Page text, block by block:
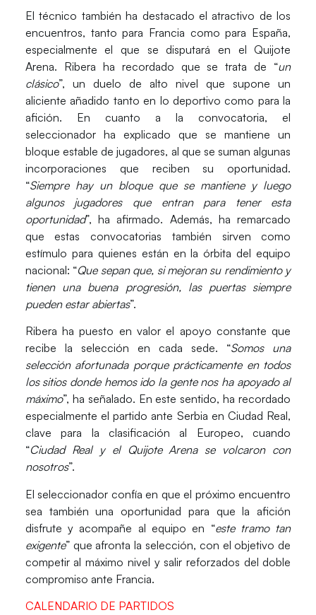
El técnico también ha destacado el atractivo de los
encuentros, tanto para Francia como para España,
especialmente el que se disputará en elQuijote
Arena. Ribera ha recordado que se trata de “un
clásico”, un duelo de alto nivel que supone un
aliciente añadido tanto en lo deportivo como para la
afición. En cuanto a la convocatoria, el
seleccionador ha explicado que se mantiene un
bloque estable de jugadores, al que se suman algunas
incorporaciones que reciben su oportunidad.
“Siempre hay un bloque que se mantiene y luego
algunos jugadores que entran para tener esta
oportunidad”, ha afirmado. Además, ha remarcado
que estas convocatorias también sirven como
estímulo para quienes están en la órbita del equipo
nacional: “Que sepan que, si mejoran su rendimiento y
tienen una buena progresión, las puertas siempre
pueden estar abiertas”.
Ribera ha puesto en valor el apoyo constante que
recibe la selección en cada sede. “Somos una
selección afortunada porque prácticamente en todos
los sitios donde hemos ido la gente nos ha apoyado al
máximo”, ha señalado. En este sentido, ha recordado
especialmente el partido ante Serbia en Ciudad Real,
clave para la clasificación al Europeo, cuando
“Ciudad Real y el Quijote Arena se volcaron con
nosotros”.
El seleccionador confía en que el próximo encuentro
sea también una oportunidad para que la afición
disfrute y acompañe al equipo en “este tramo tan
exigente” que afronta la selección, con el objetivo de
competir al máximo nivel y salir reforzados del doble
compromiso ante Francia.
CALENDARIO DE PARTIDOS